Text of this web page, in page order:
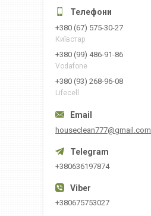
+380 (67) 575-30-27
Київстар
+380 (99) 486-91-86
Vodafone
+380 (93) 268-96-08
Lifecell
houseclean777@gmail.com
+380636197874
+380675753027